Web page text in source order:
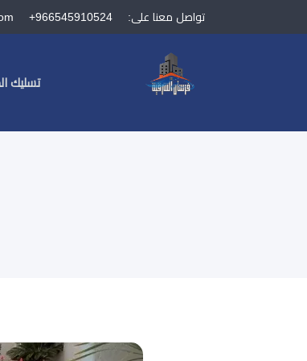
تواصل معنا على: +966545910524
تسليك